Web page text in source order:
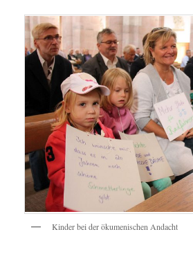
Kinder bei der ökumenischen Andacht